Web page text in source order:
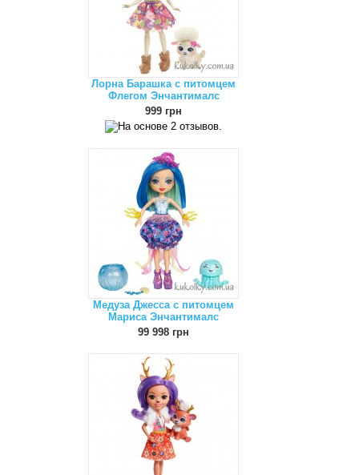
Лорна Барашка с питомцем
Флегом Энчантималс
999 грн
Медуза Джесса с питомцем
Мариса Энчантималс
99 998 грн